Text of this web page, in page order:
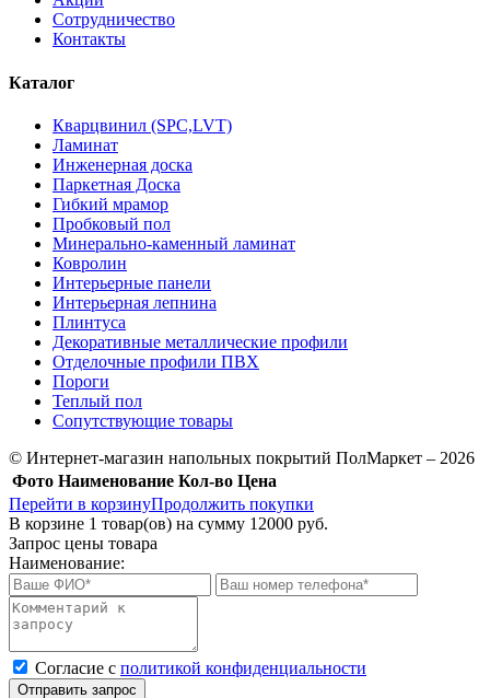
Сотрудничество
Контакты
Каталог
Кварцвинил (SPC,LVT)
Ламинат
Инженерная доска
Паркетная Доска
Гибкий мрамор
Пробковый пол
Минерально-каменный ламинат
Ковролин
Интерьерные панели
Интерьерная лепнина
Плинтуса
Декоративные металлические профили
Отделочные профили ПВХ
Пороги
Теплый пол
Сопутствующие товары
© Интернет-магазин напольных покрытий ПолМаркет – 2026
Фото Наименование Кол-во Цена
Перейти в корзинуПродолжить покупки
В корзине 1 товар(ов) на сумму 12000 руб.
Запрос цены товара
Наименование:
Cогласие с политикой конфиденциальности
Отправить запрос